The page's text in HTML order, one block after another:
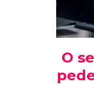
O